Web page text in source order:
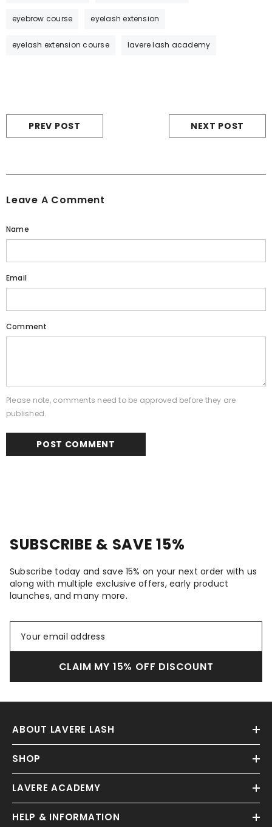
eyebrow course eyelash extension
eyelash extension course lavere lash academy
PREV POST NEXT POST
Leave A Comment
Name
Email
Comment
Please note, comments need to be approved before they are
published.
SUBSCRIBE & SAVE 15%
Subscribe today and save 15% on your next order with us
along with multiple exclusive offers, early product
launches, and many more.
CLAIM MY 15% OFF DISCOUNT
ABOUT LAVERE LASH
SHOP
LAVERE ACADEMY
HELP & INFORMATION